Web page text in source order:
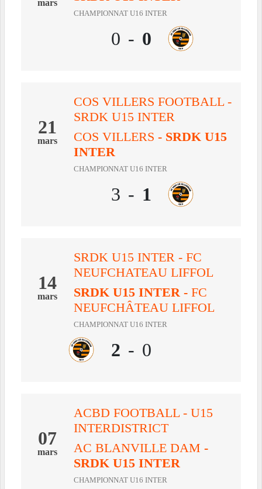
mars
CHAMPIONNAT U16 INTER
0 - 0
21
mars
COS VILLERS FOOTBALL -
SRDK U15 INTER
COS VILLERS - SRDK U15
INTER
CHAMPIONNAT U16 INTER
3 - 1
14
mars
SRDK U15 INTER - FC
NEUFCHATEAU LIFFOL
SRDK U15 INTER - FC
NEUFCHÂTEAU LIFFOL
CHAMPIONNAT U16 INTER
2 - 0
07
mars
ACBD FOOTBALL - U15
INTERDISTRICT
AC BLANVILLE DAM -
SRDK U15 INTER
CHAMPIONNAT U16 INTER